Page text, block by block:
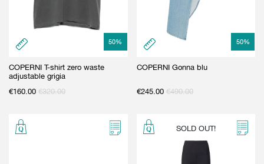
GIFT CARD
BEAUTY & HOME
GIFT CARD
50%
COPERNI T-shirt zero waste
adjustable grigia
€160.00 €320.00
50%
COPERNI Gonna blu
€245.00 €490.00
SOLD OUT!